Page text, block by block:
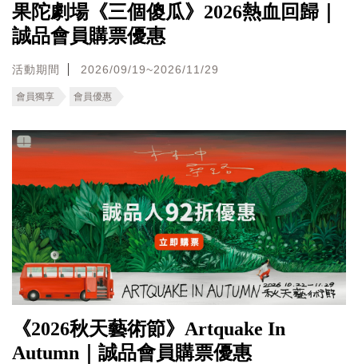
果陀劇場《三個傻瓜》2026熱血回歸｜
誠品會員購票優惠
活動期間 2026/09/19~2026/11/29
會員獨享 會員優惠
《2026秋天藝術節》Artquake In
Autumn｜誠品會員購票優惠